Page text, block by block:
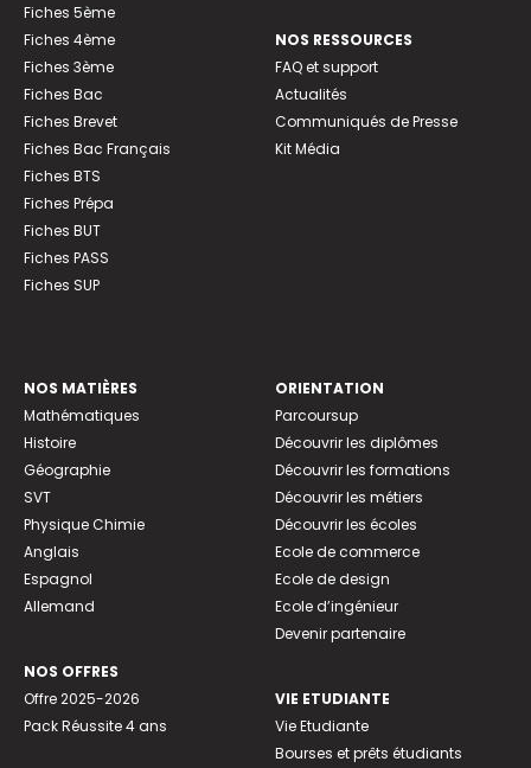
Fiches 5ème
Fiches 4ème
Fiches 3ème
Fiches Bac
Fiches Brevet
Fiches Bac Français
Fiches BTS
Fiches Prépa
Fiches BUT
Fiches PASS
Fiches SUP
NOS RESSOURCES
FAQ et support
Actualités
Communiqués de Presse
Kit Média
NOS MATIÈRES
Mathématiques
Histoire
Géographie
SVT
Physique Chimie
Anglais
Espagnol
Allemand
NOS OFFRES
Offre 2025-2026
Pack Réussite 4 ans
ORIENTATION
Parcoursup
Découvrir les diplômes
Découvrir les formations
Découvrir les métiers
Découvrir les écoles
Ecole de commerce
Ecole de design
Ecole d’ingénieur
Devenir partenaire
VIE ETUDIANTE
Vie Etudiante
Bourses et prêts étudiants